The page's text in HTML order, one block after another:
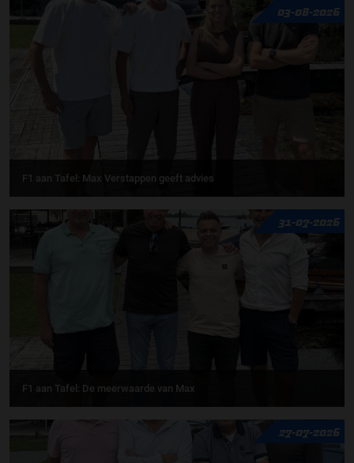
03-08-2026
F1 aan Tafel: Max Verstappen geeft advies
31-07-2026
F1 aan Tafel: De meerwaarde van Max
27-07-2026